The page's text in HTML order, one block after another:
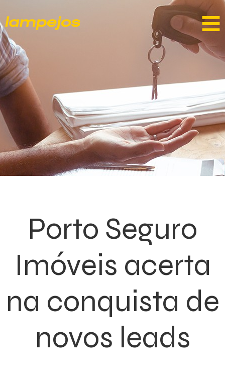
Porto Seguro
Imóveis acerta
na conquista de
novos leads